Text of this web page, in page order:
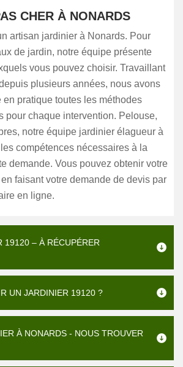
CHER À NONARDS
artisan jardinier à Nonards. Pour
de jardin, notre équipe présente
vous pouvez choisir. Travaillant
plusieurs années, nous avons
en pratique toutes les méthodes
pour chaque intervention. Pelouse,
notre équipe jardinier élagueur à
compétences nécessaires à la
demande. Vous pouvez obtenir votre
faisant votre demande de devis par
en ligne.
19120 – À RÉCUPÉRER
UN JARDINIER 19120 ?
À NONARDS - NOUS TROUVER